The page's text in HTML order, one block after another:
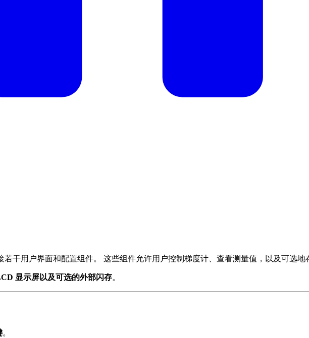
若干用户界面和配置组件。 这些组件允许用户控制梯度计、查看测量值，以及可选地
显示屏以及可选的外部闪存。
。